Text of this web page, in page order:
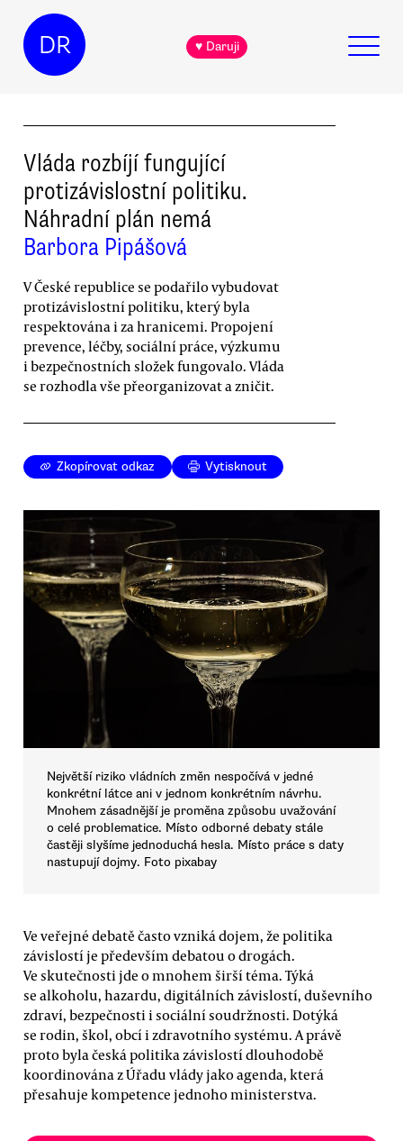
DR ♥ Daruji
Vláda rozbíjí fungující
protizávislostní politiku.
Náhradní plán nemá
Barbora Pipášová
V České republice se podařilo vybudovat
protizávislostní politiku, který byla
respektována i za hranicemi. Propojení
prevence, léčby, sociální práce, výzkumu
i bezpečnostních složek fungovalo. Vláda
se rozhodla vše přeorganizovat a zničit.
Zkopírovat odkaz Vytisknout
Největší riziko vládních změn nespočívá v jedné
konkrétní látce ani v jednom konkrétním návrhu.
Mnohem zásadnější je proměna způsobu uvažování
o celé problematice. Místo odborné debaty stále
častěji slyšíme jednoduchá hesla. Místo práce s daty
nastupují dojmy. Foto pixabay
Ve veřejné debatě často vzniká dojem, že politika
závislostí je především debatou o drogách.
Ve skutečnosti jde o mnohem širší téma. Týká
se alkoholu, hazardu, digitálních závislostí, duševního
zdraví, bezpečnosti i sociální soudržnosti. Dotýká
se rodin, škol, obcí i zdravotního systému. A právě
proto byla česká politika závislostí dlouhodobě
koordinována z Úřadu vlády jako agenda, která
přesahuje kompetence jednoho ministerstva.